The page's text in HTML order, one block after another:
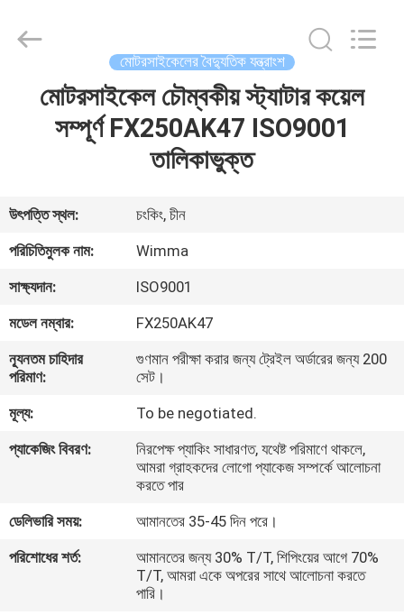
ভিডিও
সম্বন্ধে
কারখানা
গুণমান
Parts
মোটরসাইকেলের বৈদ্যুতিক যন্ত্রাংশ
মোটরসাইকেল চৌম্বকীয় স্ট্যাটার কয়েল
সম্পূর্ণ FX250AK47 ISO9001
তালিকাভুক্ত
উৎপত্তি স্থল:
চংকিং, চীন
পরিচিতিমুলক নাম:
Wimma
সাক্ষ্যদান:
ISO9001
মডেল নম্বার:
FX250AK47
ন্যূনতম চাহিদার
পরিমাণ:
গুণমান পরীক্ষা করার জন্য ট্রেইল অর্ডারের জন্য 200
সেট।
মূল্য:
To be negotiated.
প্যাকেজিং বিবরণ:
নিরপেক্ষ প্যাকিং সাধারণত, যথেষ্ট পরিমাণে থাকলে,
আমরা গ্রাহকদের লোগো প্যাকেজ সম্পর্কে আলোচনা
করতে পার
ডেলিভারি সময়:
আমানতের 35-45 দিন পরে।
পরিশোধের শর্ত:
আমানতের জন্য 30% T/T, শিপিংয়ের আগে 70%
T/T, আমরা একে অপরের সাথে আলোচনা করতে
পারি।